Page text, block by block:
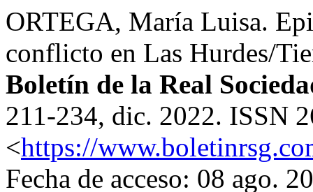
ORTEGA, María Luisa.
conflicto en Las Hurdes/
Boletín de la Real
211-234, dic. 2022. ISSN
<https://
Fecha de acceso: 08 ago.